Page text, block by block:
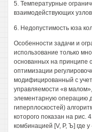
5. Температурные
взаимодействующих
6. Недопустимость юза
Особенности задачи и
использование только
основанных на принципе
оптимизации
модифицированный с
управляемости «в
элементарную операцию
гиперплоскостей)
которого показан на рис.
комбинацией [V, Р, Ъ] где